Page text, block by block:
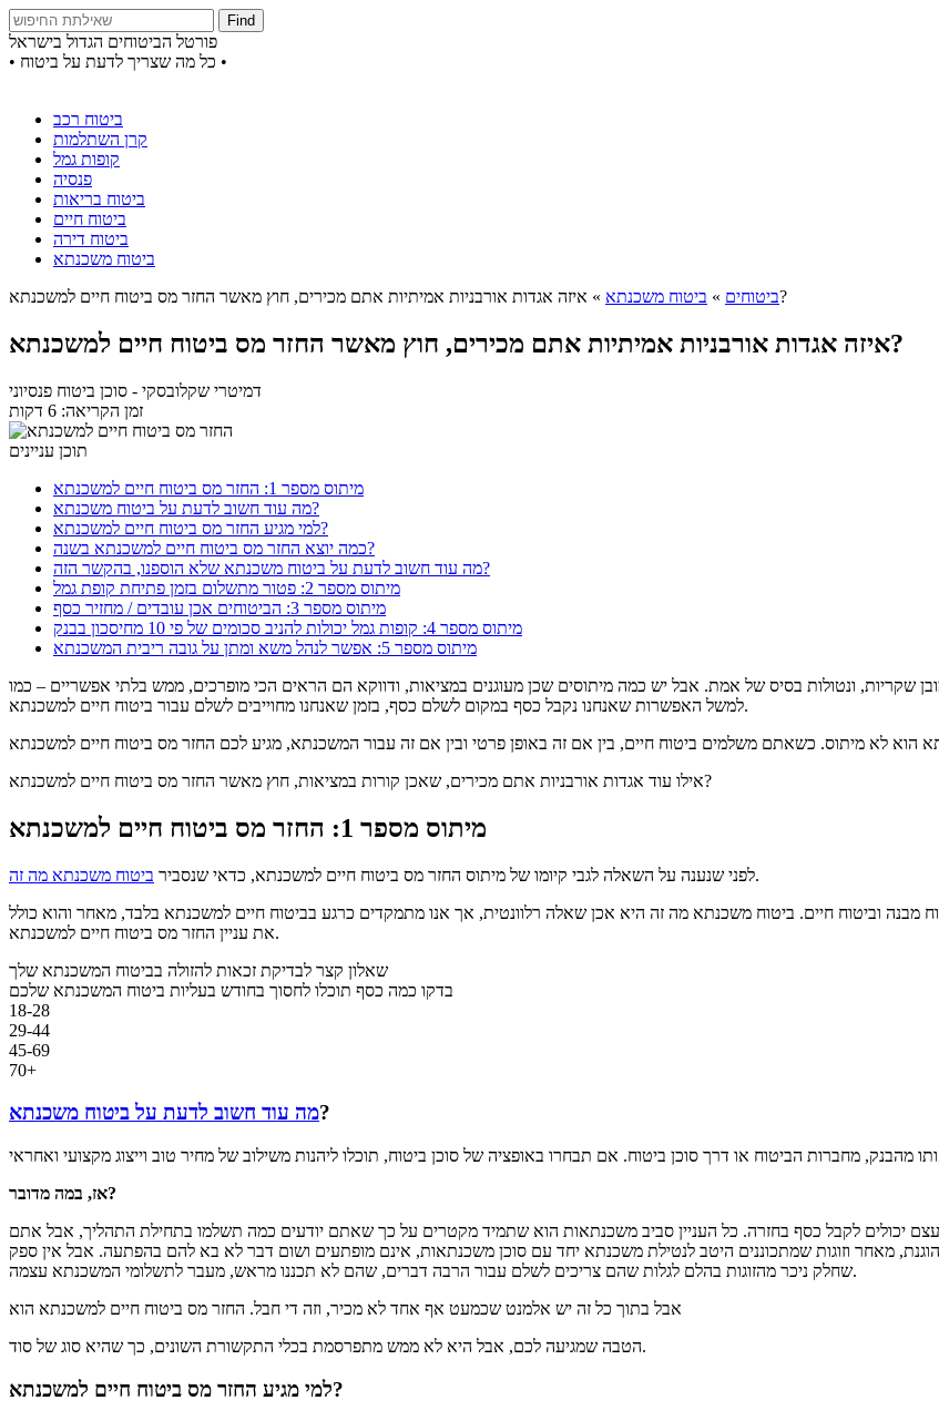
Find
פורטל הביטוחים הגדול בישראל
• כל מה שצריך לדעת על ביטוח •
ביטוח רכב
קרן השתלמות
קופות גמל
פנסיה
ביטוח בריאות
ביטוח חיים
ביטוח דירה
ביטוח משכנתא
ביטוחים » ביטוח משכנתא » איזה אגדות אורבניות אמיתיות אתם מכירים, חוץ מאשר החזר מס ביטוח חיים למשכנתא?
איזה אגדות אורבניות אמיתיות אתם מכירים, חוץ מאשר החזר מס ביטוח חיים למשכנתא?
דמיטרי שקלובסקי - סוכן ביטוח פנסיוני
זמן הקריאה: 6 דקות
תוכן עניינים
מיתוס מספר 1: החזר מס ביטוח חיים למשכנתא
מה עוד חשוב לדעת על ביטוח משכנתא?
למי מגיע החזר מס ביטוח חיים למשכנתא?
כמה יוצא החזר מס ביטוח חיים למשכנתא בשנה?
מה עוד חשוב לדעת על ביטוח משכנתא שלא הוספנו, בהקשר הזה?
מיתוס מספר 2: פטור מתשלום בזמן פתיחת קופת גמל
מיתוס מספר 3: הביטוחים אכן עובדים / מחזיר כסף
מיתוס מספר 4: קופות גמל יכולות להניב סכומים של פי 10 מחיסכון בבנק
מיתוס מספר 5: אפשר לנהל משא ומתן על גובה ריבית המשכנתא
שקריות, ונטולות בסיס של אמת. אבל יש כמה מיתוסים שכן מעוגנים במציאות, ודווקא הם הראים הכי מופרכים, ממש בלתי אפשריים – כמו
למשל האפשרות שאנחנו נקבל כסף במקום לשלם כסף, בזמן שאנחנו מחוייבים לשלם עבור ביטוח חיים למשכנתא.
אילו עוד אגדות אורבניות אתם מכירים, שאכן קורות במציאות, חוץ מאשר החזר מס ביטוח חיים למשכנתא?
מיתוס מספר 1: החזר מס ביטוח חיים למשכנתא
לפני שנענה על השאלה לגבי קיומו של מיתוס החזר מס ביטוח חיים למשכנתא, כדאי שנסביר ביטוח משכנתא מה זה
.
מבנה וביטוח חיים. ביטוח משכנתא מה זה היא אכן שאלה רלוונטית, אך אנו מתמקדים כרגע בביטוח חיים למשכנתא בלבד, מאחר והוא כולל
את עניין החזר מס ביטוח חיים למשכנתא.
שאלון קצר לבדיקת זכאות להזולה בביטוח המשכנתא שלך
בדקו כמה כסף תוכלו לחסוך בחודש בעליות ביטוח המשכנתא שלכם
18-28
29-44
45-69
70+
מה עוד חשוב לדעת על ביטוח משכנתא?
אז, במה מדובר?
יכולים לקבל כסף בחזרה. כל העניין סביב משכנתאות הוא שתמיד מקטרים על כך שאתם יודעים כמה תשלמו בתחילת התהליך, אבל אתם
מאחר וזוגות שמתכוננים היטב לנטילת משכנתא יחד עם סוכן משכנתאות, אינם מופתעים ושום דבר לא בא להם בהפתעה. אבל אין ספק
שחלק ניכר מהזוגות בהלם לגלות שהם צריכים לשלם עבור הרבה דברים, שהם לא תכננו מראש, מעבר לתשלומי המשכנתא עצמה.
אבל בתוך כל זה יש אלמנט שכמעט אף אחד לא מכיר, וזה די חבל. החזר מס ביטוח חיים למשכנתא הוא
הטבה שמגיעה לכם, אבל היא לא ממש מתפרסמת בכלי התקשורת השונים, כך שהיא סוג של סוד.
למי מגיע החזר מס ביטוח חיים למשכנתא?